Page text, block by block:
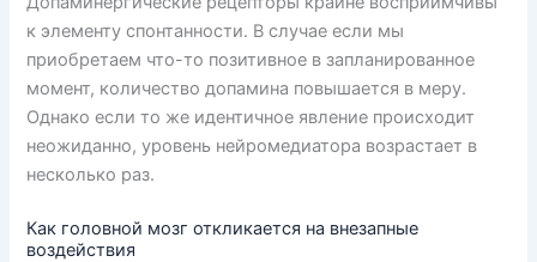
к элементу спонтанности. В случае если мы
приобретаем что-то позитивное в запланированное
момент, количество допамина повышается в меру.
Однако если то же идентичное явление происходит
неожиданно, уровень нейромедиатора возрастает в
несколько раз.
Как головной мозг откликается на внезапные
воздействия